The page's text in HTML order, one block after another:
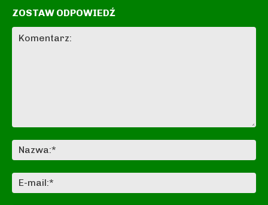
ZOSTAW ODPOWIEDŹ